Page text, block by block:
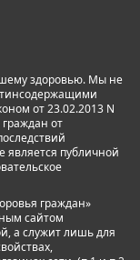
здоровью. Мы не
от 23.02.2013 N
от
является публичной
граждан»
сайтом
а служит лишь для